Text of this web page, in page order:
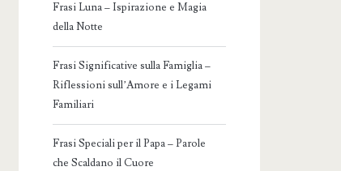
Frasi Luna – Ispirazione e Magia
della Notte
Frasi Significative sulla Famiglia –
Riflessioni sull’Amore e i Legami
Familiari
Frasi Speciali per il Papa – Parole
che Scaldano il Cuore